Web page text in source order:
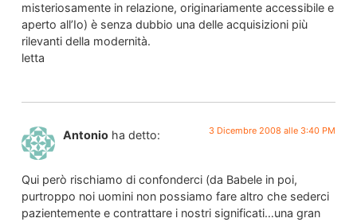
misteriosamente in relazione, originariamente accessibile e
aperto all’Io) è senza dubbio una delle acquisizioni più
rilevanti della modernità.
letta
Antonio ha detto: 3 Dicembre 2008 alle 3:40 PM
Qui però rischiamo di confonderci (da Babele in poi,
purtroppo noi uomini non possiamo fare altro che sederci
pazientemente e contrattare i nostri significati…una gran